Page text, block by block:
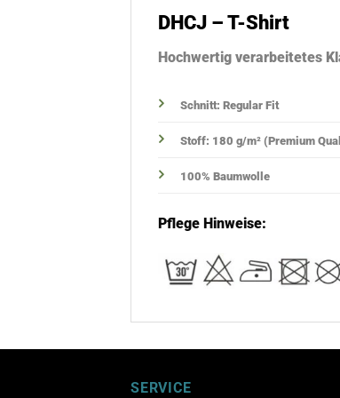
DHCJ – T-Shirt
Hochwertig verarbeitetes
Schnitt: Regular Fit
Stoff: 180 g/m² (Premium
100% Baumwolle
Pflege Hinweise:
SERVICE